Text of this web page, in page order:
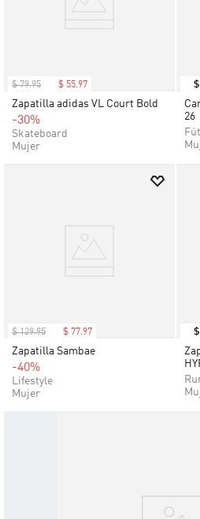
$ 79.95 $ 55.97
Zapatilla adidas VL Court Bold
-30%
Skateboard
Mujer
$
26
$ 129.95 $ 77.97
Zapatilla Sambae
-40%
Lifestyle
Mujer
$